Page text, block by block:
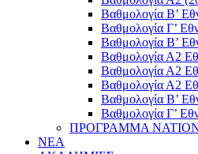
Βαθμολογία B’
Βαθμολογία Γ’
Βαθμολογία Β’
Βαθμολογία Α2
Βαθμολογία Α2
Βαθμολογία Α2
Βαθμολογία Β’
Βαθμολογία Γ’
ΠΡΟΓΡΑΜΜΑ
ΝΕΑ